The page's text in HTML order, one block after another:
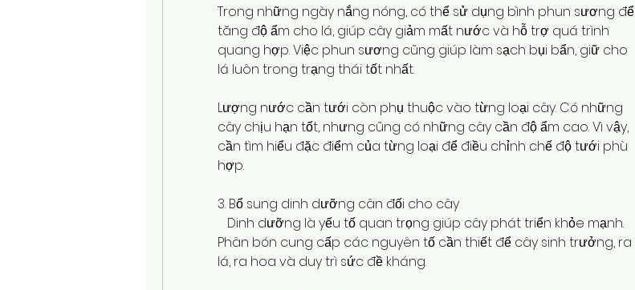
Trong những ngày nắng nóng, có thể sử dụng bình phun sương để
tăng độ ẩm cho lá, giúp cây giảm mất nước và hỗ trợ quá trình
quang hợp. Việc phun sương cũng giúp làm sạch bụi bẩn, giữ cho
lá luôn trong trạng thái tốt nhất.
Lượng nước cần tưới còn phụ thuộc vào từng loại cây. Có những
cây chịu hạn tốt, nhưng cũng có những cây cần độ ẩm cao. Vì vậy,
cần tìm hiểu đặc điểm của từng loại để điều chỉnh chế độ tưới phù
hợp.
3. Bổ sung dinh dưỡng cân đối cho cây
Dinh dưỡng là yếu tố quan trọng giúp cây phát triển khỏe mạnh.
Phân bón cung cấp các nguyên tố cần thiết để cây sinh trưởng, ra
lá, ra hoa và duy trì sức đề kháng.